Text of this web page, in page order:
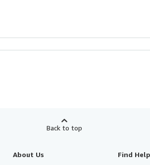
Back to top
About Us Find Help